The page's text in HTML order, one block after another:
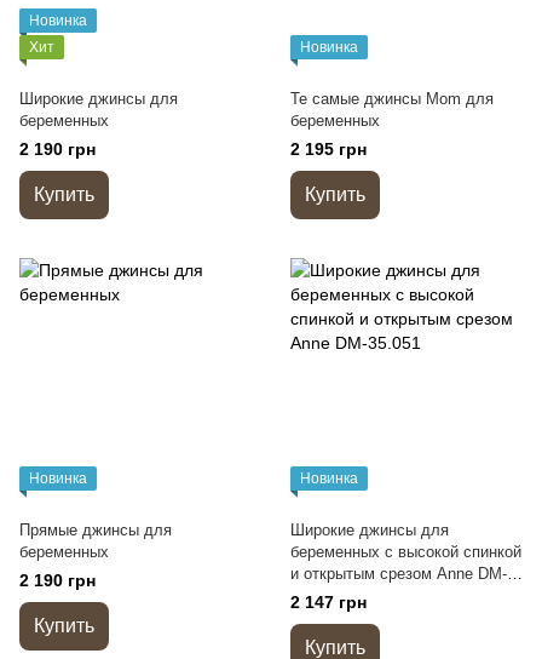
Новинка
Хит
Широкие джинсы для
беременных
2 190 грн
Купить
Новинка
Те самые джинсы Mom для
беременных
2 195 грн
Купить
Новинка
Прямые джинсы для
беременных
2 190 грн
Купить
Новинка
Широкие джинсы для
беременных с высокой спинкой
и открытым срезом Anne DM-
35.051
2 147 грн
Купить